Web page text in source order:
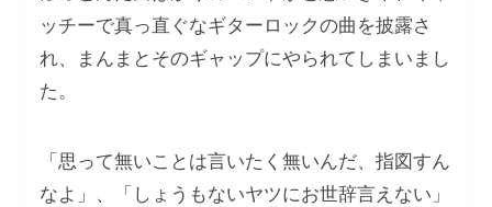
ッチーで真っ直ぐなギターロックの曲を披露さ
れ、まんまとそのギャップにやられてしまいまし
た。
「思って無いことは⾔いたく無いんだ、指図すん
なよ」、「しょうもないヤツにお世辞⾔えない」